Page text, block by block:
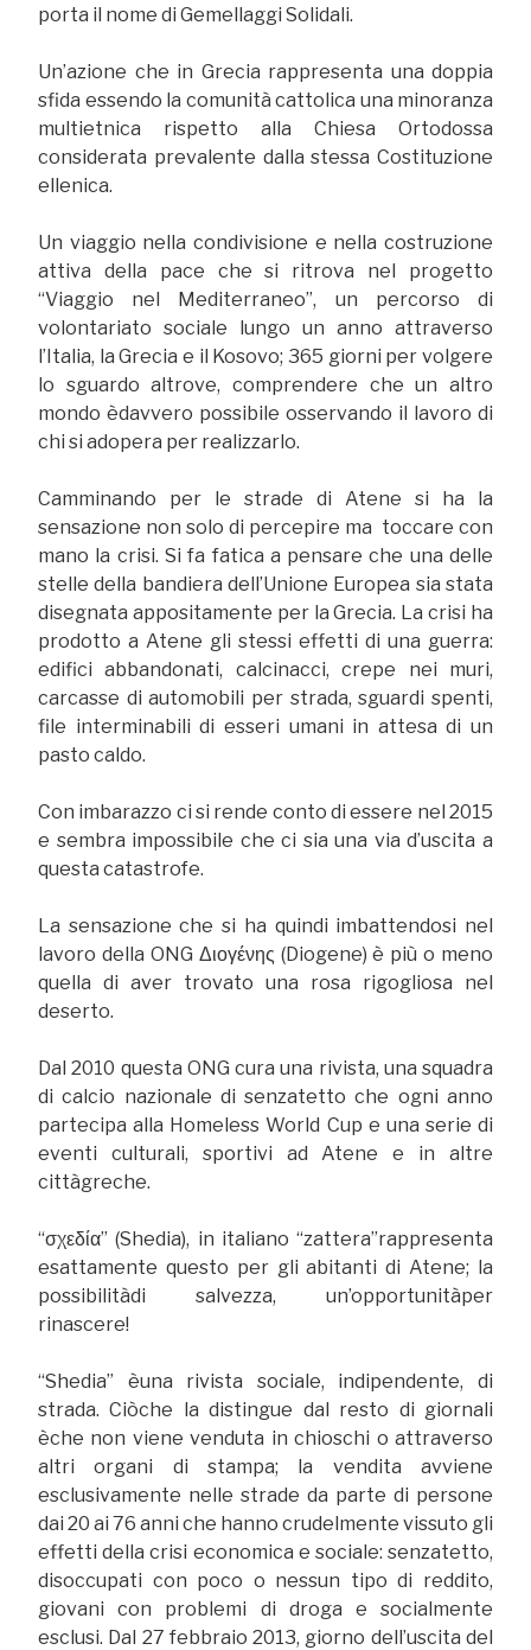
porta il nome di Gemellaggi Solidali.
Un’azione che in Grecia rappresenta una doppia
sfida essendo la comunità cattolica una minoranza
multietnica rispetto alla Chiesa Ortodossa
considerata prevalente dalla stessa Costituzione
ellenica.
Un viaggio nella condivisione e nella costruzione
attiva della pace che si ritrova nel progetto
“Viaggio nel Mediterraneo”, un percorso di
volontariato sociale lungo un anno attraverso
l’Italia, la Grecia e il Kosovo; 365 giorni per volgere
lo sguardo altrove, comprendere che un altro
mondo èdavvero possibile osservando il lavoro di
chi si adopera per realizzarlo.
Camminando per le strade di Atene si ha la
sensazione non solo di percepire ma toccare con
mano la crisi. Si fa fatica a pensare che una delle
stelle della bandiera dell’Unione Europea sia stata
disegnata appositamente per la Grecia. La crisi ha
prodotto a Atene gli stessi effetti di una guerra:
edifici abbandonati, calcinacci, crepe nei muri,
carcasse di automobili per strada, sguardi spenti,
file interminabili di esseri umani in attesa di un
pasto caldo.
Con imbarazzo ci si rende conto di essere nel 2015
e sembra impossibile che ci sia una via d’uscita a
questa catastrofe.
La sensazione che si ha quindi imbattendosi nel
lavoro della ONG Διογένης (Diogene) è più o meno
quella di aver trovato una rosa rigogliosa nel
deserto.
Dal 2010 questa ONG cura una rivista, una squadra
di calcio nazionale di senzatetto che ogni anno
partecipa alla Homeless World Cup e una serie di
eventi culturali, sportivi ad Atene e in altre
cittàgreche.
“σχεδία” (Shedia), in italiano “zattera”rappresenta
esattamente questo per gli abitanti di Atene; la
possibilitàdi salvezza, un’opportunitàper
rinascere!
“Shedia” èuna rivista sociale, indipendente, di
strada. Ciòche la distingue dal resto di giornali
èche non viene venduta in chioschi o attraverso
altri organi di stampa; la vendita avviene
esclusivamente nelle strade da parte di persone
dai 20 ai 76 anni che hanno crudelmente vissuto gli
effetti della crisi economica e sociale: senzatetto,
disoccupati con poco o nessun tipo di reddito,
giovani con problemi di droga e socialmente
esclusi. Dal 27 febbraio 2013, giorno dell’uscita del